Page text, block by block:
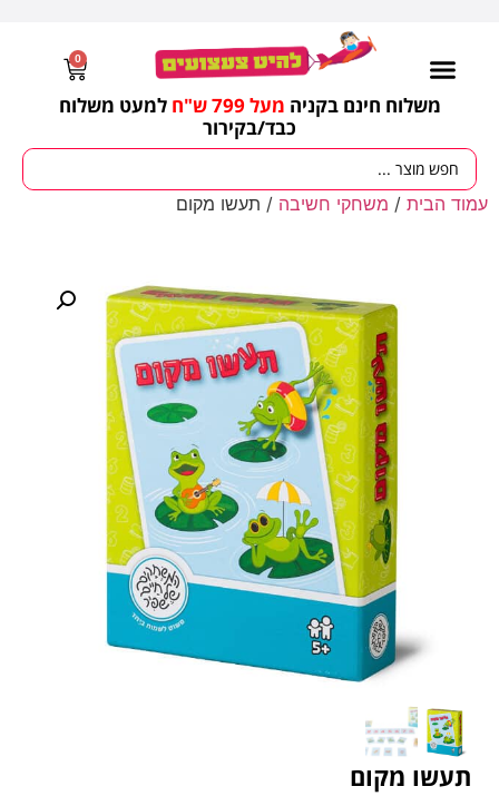
משלוח חינם בקניה מעל 799 ש"ח
למעט משלוח
כבד/בקירור
0
עמוד הבית / משחקי חשיבה / תעשו מקום
תעשו מקום